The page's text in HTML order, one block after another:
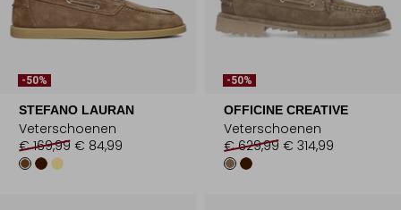
-50%
STEFANO LAURAN
Veterschoenen
€ 169,99 € 84,99
-50%
OFFICINE CREATIVE
Veterschoenen
€ 629,99 € 314,99